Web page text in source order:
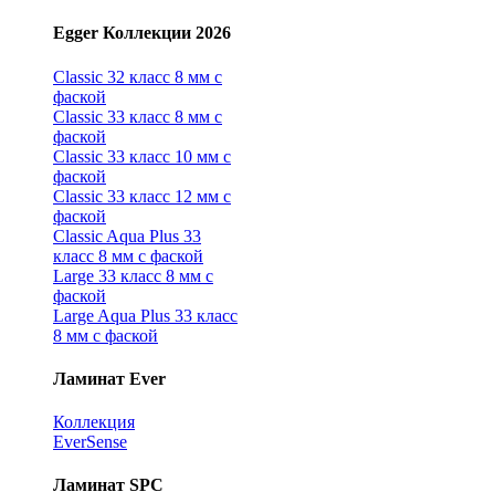
Egger Коллекции 2026
Classic 32 класс 8 мм с
фаской
Classic 33 класс 8 мм с
фаской
Classic 33 класс 10 мм с
фаской
Classic 33 класс 12 мм с
фаской
Classic Aqua Plus 33
класс 8 мм с фаской
Large 33 класс 8 мм с
фаской
Large Aqua Plus 33 класс
8 мм с фаской
Ламинат Ever
Коллекция
EverSense
Ламинат SPC